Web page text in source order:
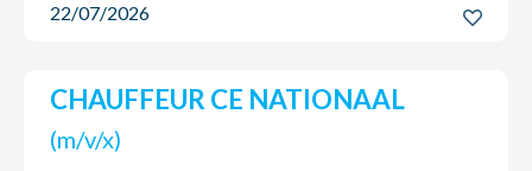
22/07/2026
CHAUFFEUR CE NATIONAAL
(m/v/x)